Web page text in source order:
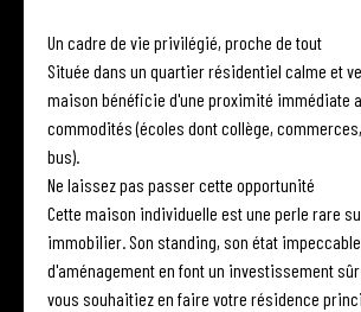
Un cadre de vie privilégié, proche de tout
Située dans un quartier résidentiel calme et
maison bénéficie d'une proximité immédiate
commodités (écoles dont collège,
bus).
Ne laissez pas passer cette opportunité
Cette maison individuelle est une perle rare
immobilier. Son standing, son état
d'aménagement en font un investissement sûr
vous souhaitiez en faire votre résidence